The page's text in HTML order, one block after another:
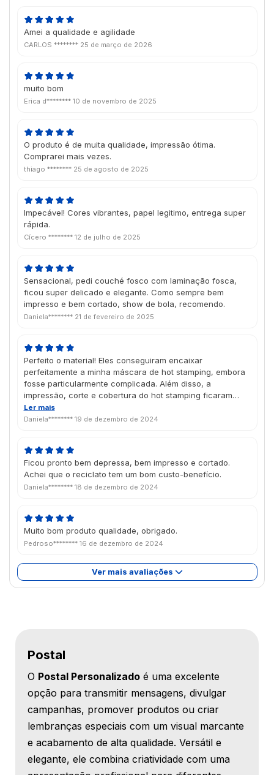
Amei a qualidade e agilidade
CARLOS ******** 25 de março de 2026
muito bom
Erica d******** 10 de novembro de 2025
O produto é de muita qualidade, impressão ótima.
Comprarei mais vezes.
thiago ******** 25 de agosto de 2025
Impecável! Cores vibrantes, papel legitimo, entrega super
rápida.
Cícero ******** 12 de julho de 2025
Sensacional, pedi couché fosco com laminação fosca,
ficou super delicado e elegante. Como sempre bem
impresso e bem cortado, show de bola, recomendo.
Daniela******** 21 de fevereiro de 2025
Perfeito o material! Eles conseguiram encaixar
perfeitamente a minha máscara de hot stamping, embora
fosse particularmente complicada. Além disso, a
impressão, corte e cobertura do hot stamping ficaram
muito bons. Chegou antes do esperado, bem em tempo
pro Natal, estou muito satisfeita com o trabalho da Futura
Ler mais
Daniela******** 19 de dezembro de 2024
Ficou pronto bem depressa, bem impresso e cortado.
Achei que o reciclato tem um bom custo-benefício.
Daniela******** 18 de dezembro de 2024
Muito bom produto qualidade, obrigado.
Pedroso******** 16 de dezembro de 2024
Ver mais avaliações
Postal
O Postal Personalizado é uma excelente
opção para transmitir mensagens, divulgar
campanhas, promover produtos ou criar
lembranças especiais com um visual marcante
e acabamento de alta qualidade. Versátil e
elegante, ele combina criatividade com uma